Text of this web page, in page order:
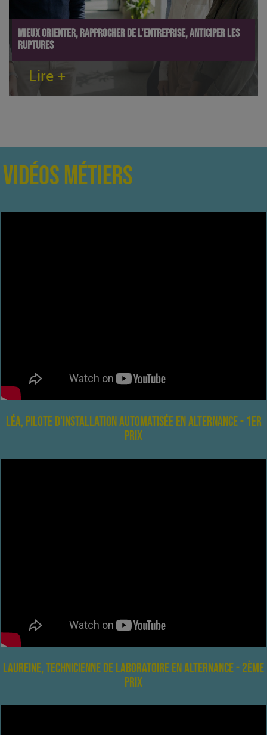
Mieux orienter, rapprocher de l'entreprise, anticiper les
ruptures
Lire +
VIDÉOS MÉTIERS
Léa, pilote d'installation automatisée en alternance - 1er
prix
Laureine, technicienne de laboratoire en alternance - 2ème
prix